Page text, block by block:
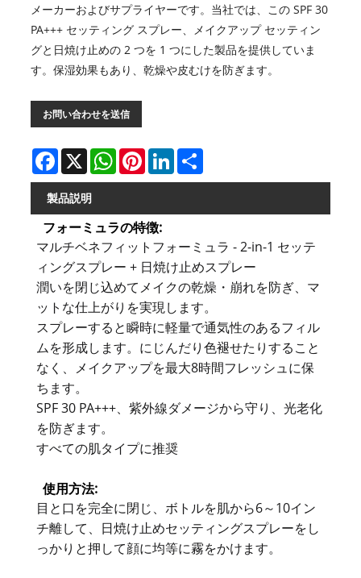
メーカーおよびサプライヤーです。当社では、この SPF 30
PA+++ セッティング スプレー、メイクアップ セッティン
グと日焼け止めの 2 つを 1 つにした製品を提供していま
す。保湿効果もあり、乾燥や皮むけを防ぎます。
お問い合わせを送信
Facebook
X WhatsAppPinterestLinkedInShare
製品説明
フォーミュラの特徴:
マルチベネフィットフォーミュラ - 2-in-1 セッテ
ィングスプレー + 日焼け止めスプレー
潤いを閉じ込めてメイクの乾燥・崩れを防ぎ、マ
ットな仕上がりを実現します。
スプレーすると瞬時に軽量で通気性のあるフィル
ムを形成します。にじんだり色褪せたりすること
なく、メイクアップを最大8時間フレッシュに保
ちます。
SPF 30 PA+++、紫外線ダメージから守り、光老化
を防ぎます。
すべての肌タイプに推奨
使用方法:
目と口を完全に閉じ、ボトルを肌から6～10イン
チ離して、日焼け止めセッティングスプレーをし
っかりと押して顔に均等に霧をかけます。